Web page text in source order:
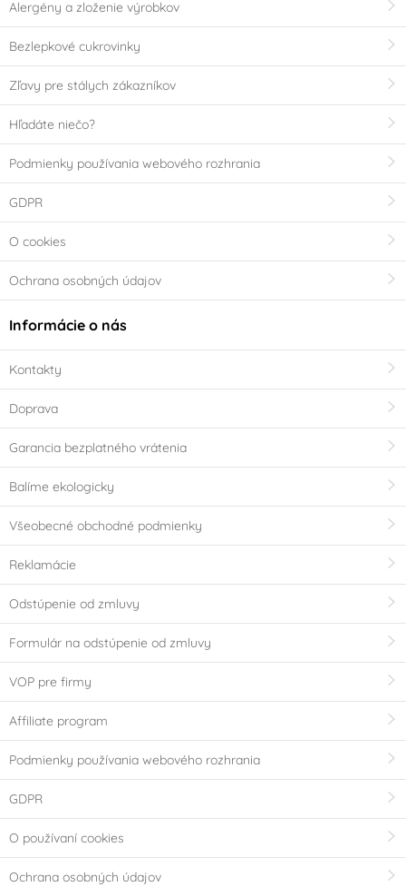
Alergény a zloženie výrobkov
Bezlepkové cukrovinky
Zľavy pre stálych zákazníkov
Hľadáte niečo?
Podmienky používania webového rozhrania
GDPR
O cookies
Ochrana osobných údajov
Informácie o nás
Kontakty
Doprava
Garancia bezplatného vrátenia
Balíme ekologicky
Všeobecné obchodné podmienky
Reklamácie
Odstúpenie od zmluvy
Formulár na odstúpenie od zmluvy
VOP pre firmy
Affiliate program
Podmienky používania webového rozhrania
GDPR
O používaní cookies
Ochrana osobných údajov